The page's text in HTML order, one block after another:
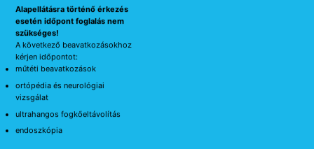
Alapellátásra történő érkezés
esetén időpont foglalás nem
szükséges!
A következő beavatkozásokhoz
kérjen időpontot:
műtéti beavatkozások
ortópédia és neurológiai
vizsgálat
ultrahangos fogkőeltávolítás
endoszkópia